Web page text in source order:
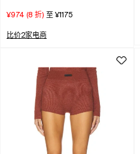
¥974 (8 折) 至 ¥1175
比价2家电商